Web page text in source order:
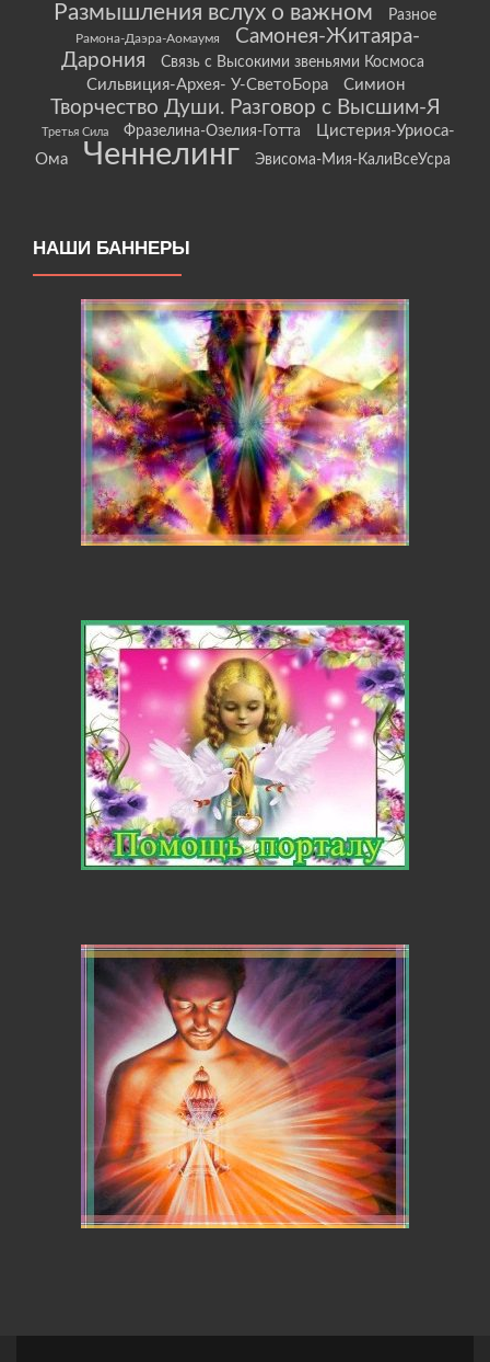
Размышления вслух о важном Разное
Рамона-Даэра-Аомаумя
Самонея-Житаяра-
Дарония
Связь с Высокими звеньями Космоса
Сильвиция-Архея- У-СветоБора Симион
Творчество Души. Разговор с Высшим-Я
Третья Сила Фразелина-Озелия-Готта
Цистерия-Уриоса-
Ома
Ченнелинг Эвисома-Мия-КалиВсеУсра
НАШИ БАННЕРЫ